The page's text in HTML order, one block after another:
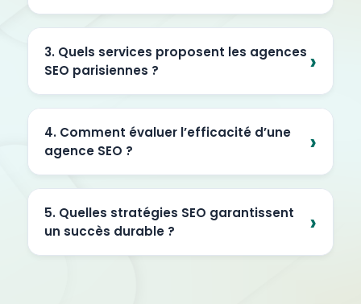
3. Quels services proposent les agences
SEO parisiennes ?
4. Comment évaluer l’efficacité d’une
agence SEO ?
5. Quelles stratégies SEO garantissent
un succès durable ?